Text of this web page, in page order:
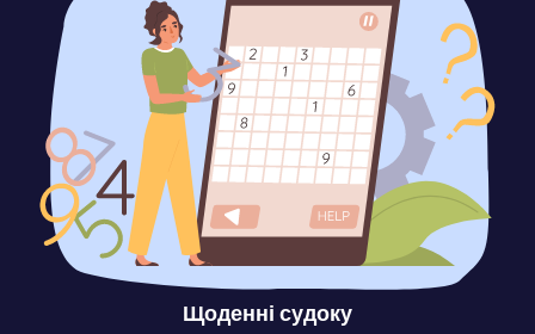
Щоденні судоку